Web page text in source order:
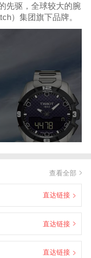
先驱，全球较大的腕
）集团旗下品牌。
查看全部
直达链接
直达链接
直达链接